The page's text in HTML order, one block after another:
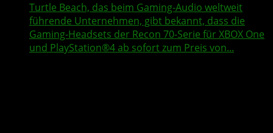
Turtle Beach, das beim Gaming-Audio weltweit
führende Unternehmen, gibt bekannt, dass die
Gaming-Headsets der Recon 70-Serie für XBOX One
und PlayStation®4 ab sofort zum Preis von...